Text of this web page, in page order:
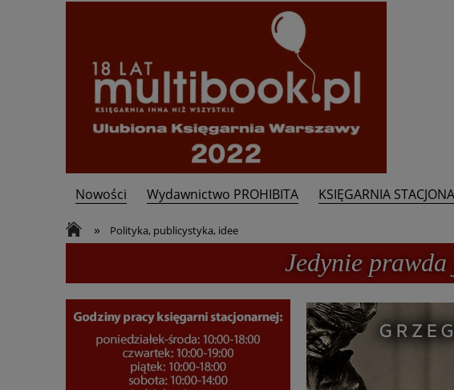
Nowości Wydawnictwo PROHIBITA KSIĘGARNIA
Kontakt
» Polityka, publicystyka, idee
Jedynie